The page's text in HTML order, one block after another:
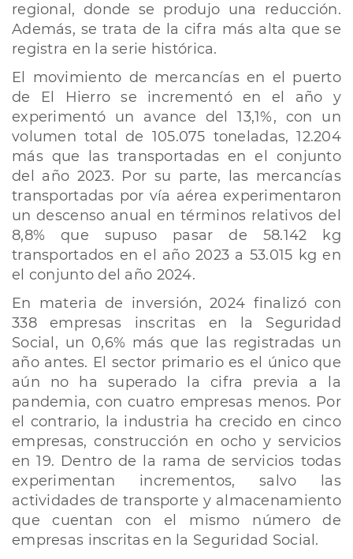
regional, donde se produjo una reducción.
Además, se trata de la cifra más alta que se
registra en la serie histórica.
El movimiento de mercancías en el puerto
de El Hierro se incrementó en el año y
experimentó un avance del 13,1%, con un
volumen total de 105.075 toneladas, 12.204
más que las transportadas en el conjunto
del año 2023. Por su parte, las mercancías
transportadas por vía aérea experimentaron
un descenso anual en términos relativos del
8,8% que supuso pasar de 58.142 kg
transportados en el año 2023 a 53.015 kg en
el conjunto del año 2024.
En materia de inversión, 2024 finalizó con
338 empresas inscritas en la Seguridad
Social, un 0,6% más que las registradas un
año antes. El sector primario es el único que
aún no ha superado la cifra previa a la
pandemia, con cuatro empresas menos. Por
el contrario, la industria ha crecido en cinco
empresas, construcción en ocho y servicios
en 19. Dentro de la rama de servicios todas
experimentan incrementos, salvo las
actividades de transporte y almacenamiento
que cuentan con el mismo número de
empresas inscritas en la Seguridad Social.